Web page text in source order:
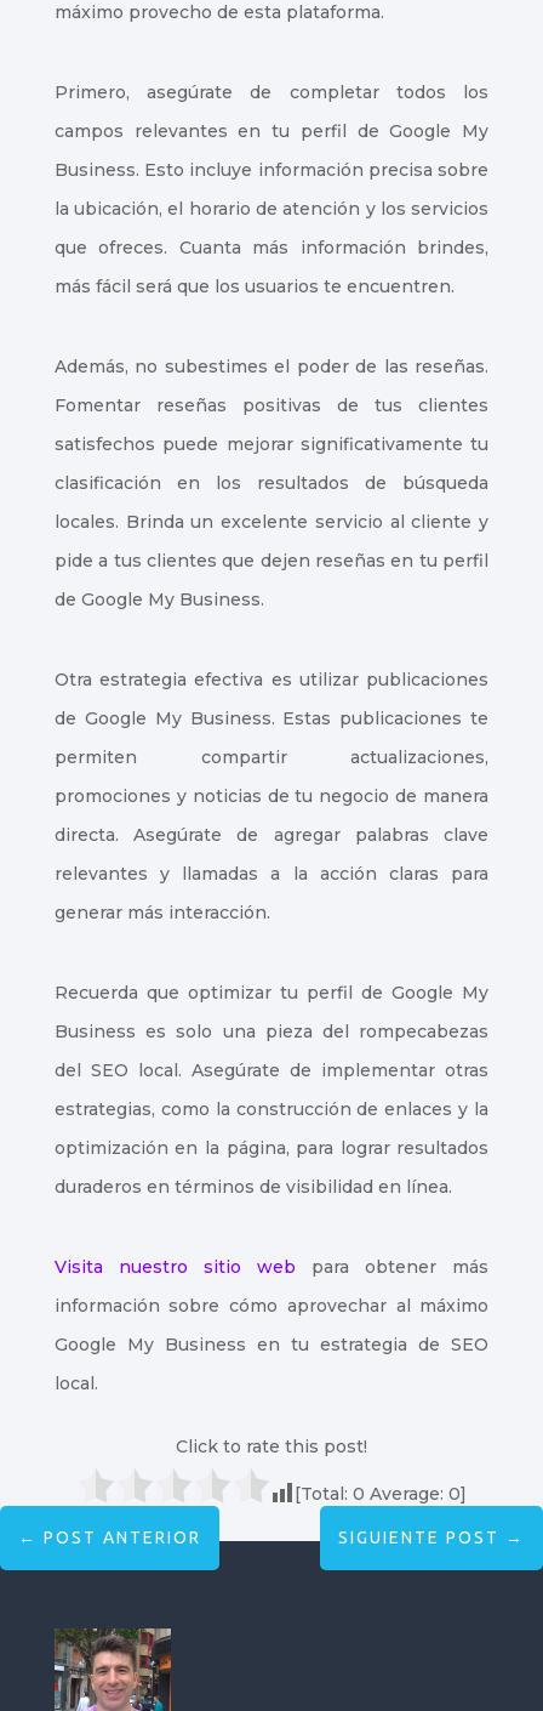
máximo provecho de esta plataforma.
Primero, asegúrate de completar todos los
campos relevantes en tu perfil de Google My
Business. Esto incluye información precisa sobre
la ubicación, el horario de atención y los servicios
que ofreces. Cuanta más información brindes,
más fácil será que los usuarios te encuentren.
Además, no subestimes el poder de las reseñas.
Fomentar reseñas positivas de tus clientes
satisfechos puede mejorar significativamente tu
clasificación en los resultados de búsqueda
locales. Brinda un excelente servicio al cliente y
pide a tus clientes que dejen reseñas en tu perfil
de Google My Business.
Otra estrategia efectiva es utilizar publicaciones
de Google My Business. Estas publicaciones te
permiten compartir actualizaciones,
promociones y noticias de tu negocio de manera
directa. Asegúrate de agregar palabras clave
relevantes y llamadas a la acción claras para
generar más interacción.
Recuerda que optimizar tu perfil de Google My
Business es solo una pieza del rompecabezas
del SEO local. Asegúrate de implementar otras
estrategias, como la construcción de enlaces y la
optimización en la página, para lograr resultados
duraderos en términos de visibilidad en línea.
Visita nuestro sitio web para obtener más
información sobre cómo aprovechar al máximo
Google My Business en tu estrategia de SEO
local.
Click to rate this post!
[Total: 0 Average: 0]
← POST ANTERIOR SIGUIENTE POST →